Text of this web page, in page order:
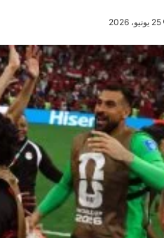
25 يونيو، 2026